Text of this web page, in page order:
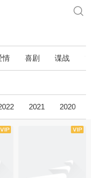
情 喜剧 谍战
2021 2020